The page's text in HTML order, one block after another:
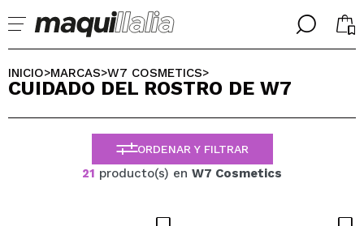
╳
Ya soy #maquilover, tengo cuenta
╳
SELECCIONA TU IDIOMA
ESPAÑOL
ENGLISH
FRANCES
ALEMAN
INICIO>MARCAS>W7 COSMETICS>
CUIDADO DEL ROSTRO DE W7
ORDENAR Y FILTRAR
21 producto(s) en W7 Cosmetics